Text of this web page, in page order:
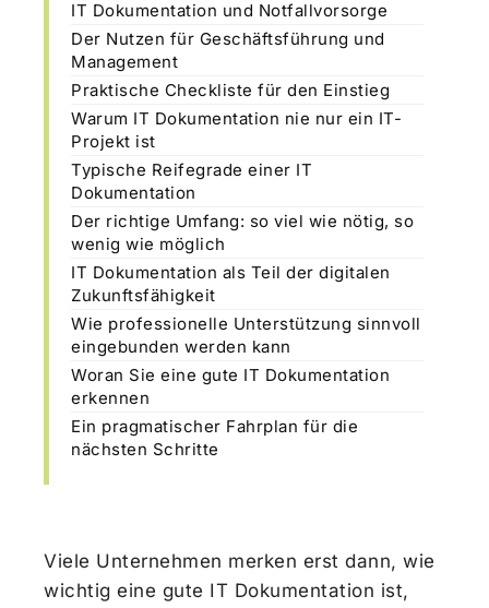
IT Dokumentation und Notfallvorsorge
Der Nutzen für Geschäftsführung und
Management
Praktische Checkliste für den Einstieg
Warum IT Dokumentation nie nur ein IT-
Projekt ist
Typische Reifegrade einer IT
Dokumentation
Der richtige Umfang: so viel wie nötig, so
wenig wie möglich
IT Dokumentation als Teil der digitalen
Zukunftsfähigkeit
Wie professionelle Unterstützung sinnvoll
eingebunden werden kann
Woran Sie eine gute IT Dokumentation
erkennen
Ein pragmatischer Fahrplan für die
nächsten Schritte
Viele Unternehmen merken erst dann, wie
wichtig eine gute IT Dokumentation ist,